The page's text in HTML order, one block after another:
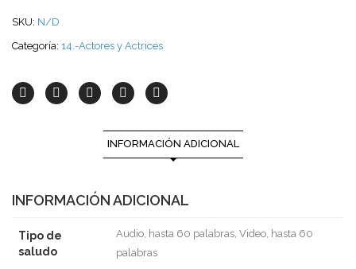
SKU: N/D
Categoría: 14.-Actores y Actrices
INFORMACIÓN ADICIONAL
INFORMACIÓN ADICIONAL
Tipo de
saludo
Audio, hasta 60 palabras, Video, hasta 60
palabras